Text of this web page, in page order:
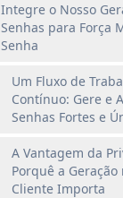
Integre o Nosso
Senhas para Força
Senha
Um Fluxo de
Contínuo: Gere e
Senhas Fortes e
A Vantagem da
Porquê a Geração
Cliente Importa